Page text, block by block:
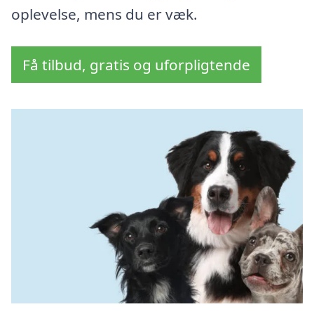
oplevelse, mens du er væk.
Få tilbud, gratis og uforpligtende